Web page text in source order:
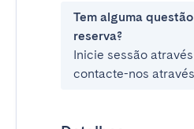
Tem alguma
reserva?
Inicie sessão
contacte-nos